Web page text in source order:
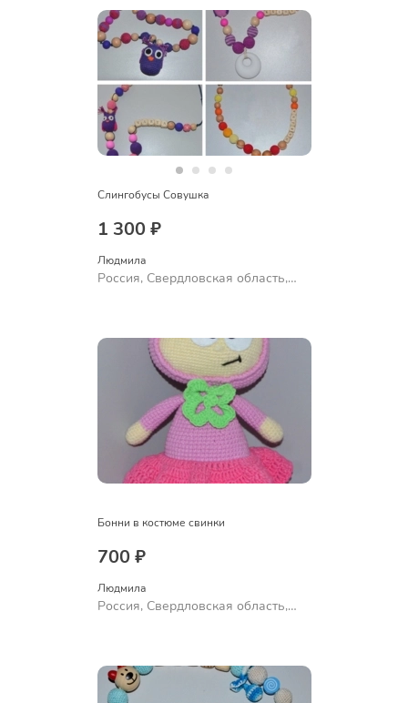
Слингобусы Совушка
1 300 ₽
Людмила
Россия, Свердловская область,
Бонни в костюме свинки
700 ₽
Людмила
Россия, Свердловская область,